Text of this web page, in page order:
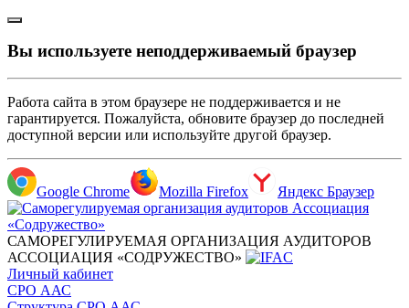
Вы используете неподдерживаемый браузер
Работа сайта в этом браузере не поддерживается и не
гарантируется. Пожалуйста, обновите браузер до последней
доступной версии или используйте другой браузер.
Google Chrome Mozilla Firefox Яндекс Браузер
САМОРЕГУЛИРУЕМАЯ ОРГАНИЗАЦИЯ АУДИТОРОВ
АССОЦИАЦИЯ «СОДРУЖЕСТВО»
Личный кабинет
СРО ААС